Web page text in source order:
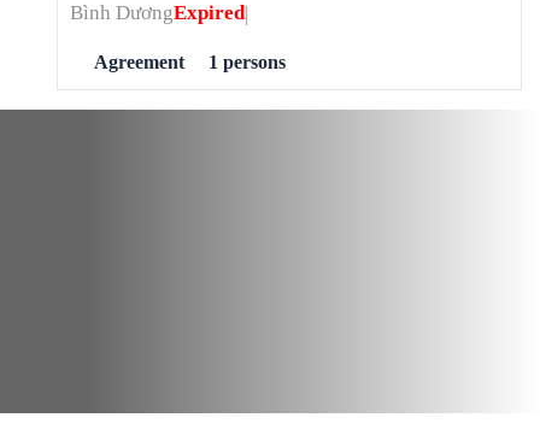
Bình DươngExpired
Agreement 1 persons